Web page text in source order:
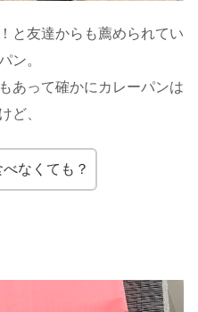
と友達からも薦められてい
ン。
あって確かにカレーパンは
ど、
なくても？